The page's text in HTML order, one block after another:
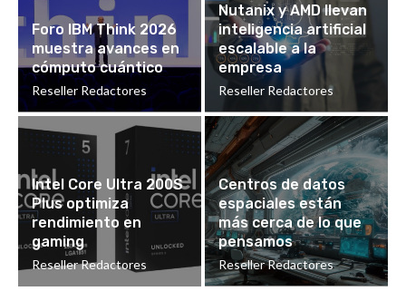
Foro IBM Think 2026
muestra avances en
cómputo cuántico
Reseller Redactores
Nutanix y AMD llevan
inteligencia artificial
escalable a la
empresa
Reseller Redactores
Intel Core Ultra 200S
Plus optimiza
rendimiento en
gaming
Reseller Redactores
Centros de datos
espaciales están
más cerca de lo que
pensamos
Reseller Redactores